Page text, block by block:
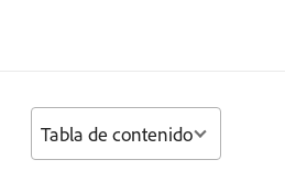
Tabla de contenido